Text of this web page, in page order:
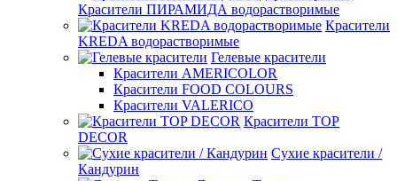
Красители ПИРАМИДА водорастворимые
Красители
KREDA водорастворимые
Гелевые красители
Красители AMERICOLOR
Красители FOOD COLOURS
Красители VALERICO
Красители TOP
DECOR
Сухие красители /
Кандурин